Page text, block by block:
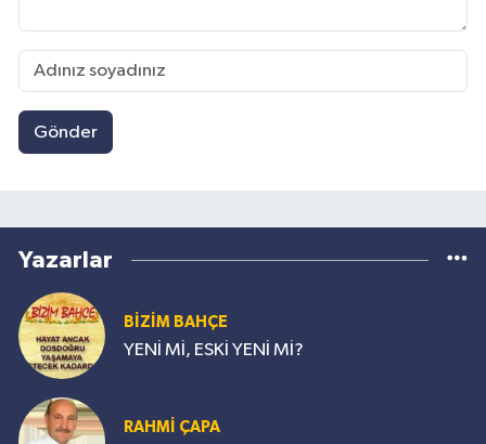
Gönder
Yazarlar
BİZİM BAHÇE
YENİ Mİ, ESKİ YENİ Mİ?
RAHMİ ÇAPA